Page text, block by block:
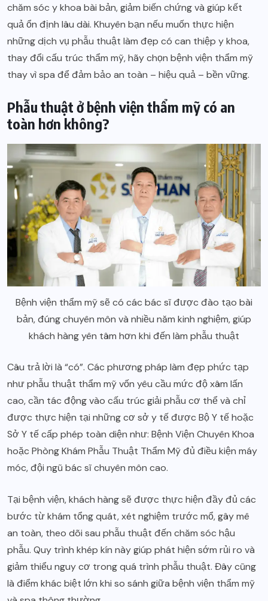
chăm sóc y khoa bài bản, giảm biến chứng và giúp kết
quả ổn định lâu dài. Khuyên bạn nếu muốn thực hiện
những dịch vụ phẫu thuật làm đẹp có can thiệp y khoa,
thay đổi cấu trúc thẩm mỹ, hãy chọn bệnh viện thẩm mỹ
thay vì spa để đảm bảo an toàn – hiệu quả – bền vững.
Phẫu thuật ở bệnh viện thẩm mỹ có an
toàn hơn không?
Bệnh viện thẩm mỹ sẽ có các bác sĩ được đào tạo bài
bản, đúng chuyên môn và nhiều năm kinh nghiệm, giúp
khách hàng yên tâm hơn khi đến làm phẫu thuật
Câu trả lời là “có”. Các phương pháp làm đẹp phức tạp
như phẫu thuật thẩm mỹ vốn yêu cầu mức độ xâm lấn
cao, cần tác động vào cấu trúc giải phẫu cơ thể và chỉ
được thực hiện tại những cơ sở y tế được Bộ Y tế hoặc
Sở Y tế cấp phép toàn diện như: Bệnh Viện Chuyên Khoa
hoặc Phòng Khám Phẫu Thuật Thẩm Mỹ đủ điều kiện máy
móc, đội ngũ bác sĩ chuyên môn cao.
Tại bệnh viện, khách hàng sẽ được thực hiện đầy đủ các
bước từ khám tổng quát, xét nghiệm trước mổ, gây mê
an toàn, theo dõi sau phẫu thuật đến chăm sóc hậu
phẫu. Quy trình khép kín này giúp phát hiện sớm rủi ro và
giảm thiểu nguy cơ trong quá trình phẫu thuật. Đây cũng
là điểm khác biệt lớn khi so sánh giữa bệnh viện thẩm mỹ